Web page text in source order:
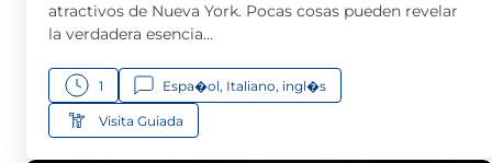
atractivos de Nueva York. Pocas cosas pueden revelar
la verdadera esencia…
1 Espa�ol, Italiano, ingl�s
Visita Guiada